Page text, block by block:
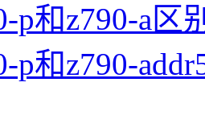
p和z790-a区
p和z790-